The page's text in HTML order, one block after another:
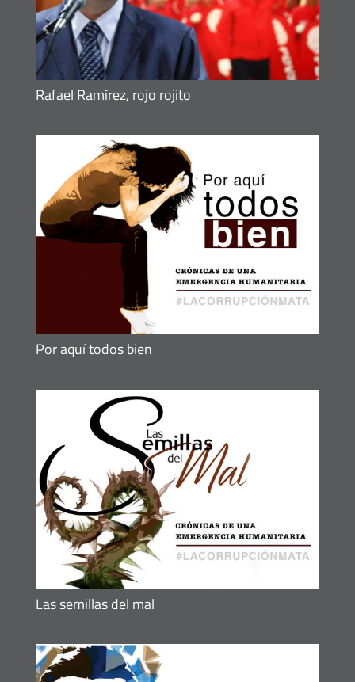
Rafael Ramírez, rojo rojito
Por aquí todos bien
Las semillas del mal